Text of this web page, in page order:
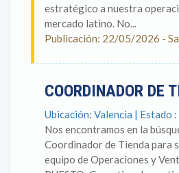
estratégico a nuestra
mercado latino. No...
Publicación: 22/05/2026 -
COORDINADOR DE
Ubicación: Valencia | Estado
Nos encontramos en la
Coordinador de Tienda para
equipo de Operaciones y